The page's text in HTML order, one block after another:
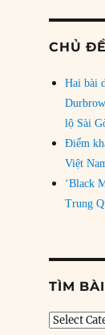
CHỦ
Hai bài
lộ Sài
Điểm
Việt
‘Black
Trung
TÌM
Tìm